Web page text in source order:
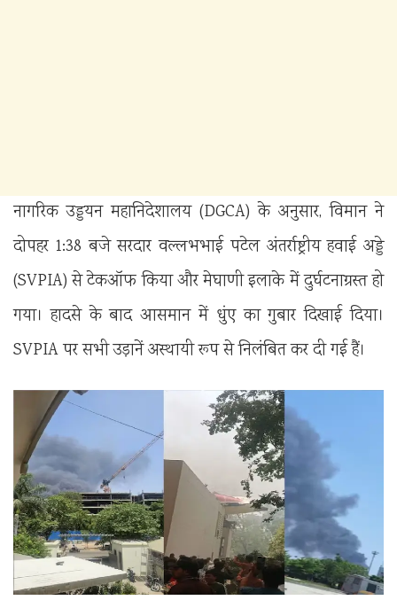
नागरिक उड्डयन महानिदेशालय (DGCA) के अनुसार, विमान ने
दोपहर 1:38 बजे सरदार वल्लभभाई पटेल अंतर्राष्ट्रीय हवाई अड्डे
(SVPIA) से टेकऑफ किया और मेघाणी इलाके में दुर्घटनाग्रस्त हो
गया। हादसे के बाद आसमान में धुंए का गुबार दिखाई दिया।
SVPIA पर सभी उड़ानें अस्थायी रूप से निलंबित कर दी गई हैं।